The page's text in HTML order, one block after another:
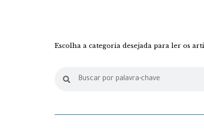
Escolha a categoria desejada para ler os